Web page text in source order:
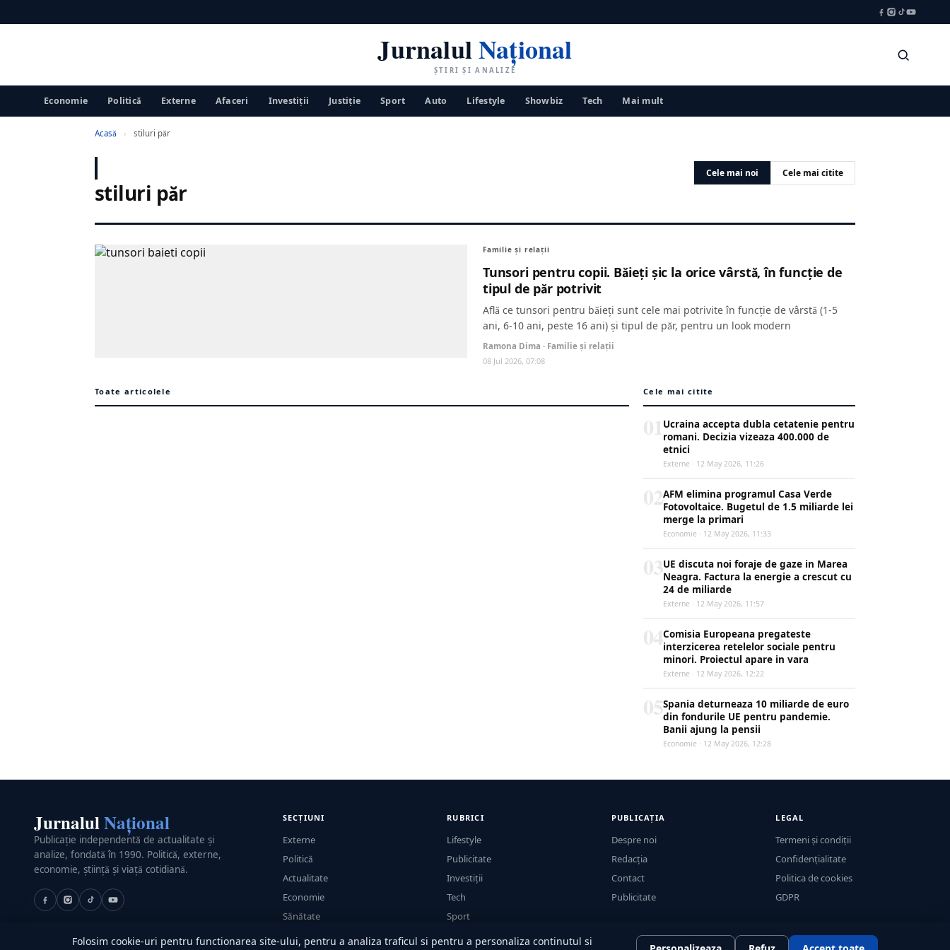
JurnalulNațional
ȘTIRI ȘI ANALIZE
Economie Politică Externe Afaceri Investiții Justiţie Sport Auto Lifestyle Showbiz Tech Mai mult
Acasă › stiluri păr
stiluri păr
Cele mai noi Cele mai citite
Familie și relații
Tunsori pentru copii. Băieți șic la orice vârstă, în funcție de
tipul de păr potrivit
Află ce tunsori pentru băieți sunt cele mai potrivite în funcție de vârstă (1-5
ani, 6-10 ani, peste 16 ani) și tipul de păr, pentru un look modern
Ramona Dima · Familie și relații
08 Jul 2026, 07:08
Toate articolele Cele mai citite
Ucraina accepta dubla cetatenie pentru
romani. Decizia vizeaza 400.000 de
etnici
Externe · 12 May 2026, 11:26
AFM elimina programul Casa Verde
Fotovoltaice. Bugetul de 1.5 miliarde lei
merge la primari
Economie · 12 May 2026, 11:33
UE discuta noi foraje de gaze in Marea
Neagra. Factura la energie a crescut cu
24 de miliarde
Externe · 12 May 2026, 11:57
Comisia Europeana pregateste
interzicerea retelelor sociale pentru
minori. Proiectul apare in vara
Externe · 12 May 2026, 12:22
Spania deturneaza 10 miliarde de euro
din fondurile UE pentru pandemie.
Banii ajung la pensii
Economie · 12 May 2026, 12:28
JurnalulNațional
Publicație independentă de actualitate și
analize, fondată în 1990. Politică, externe,
economie, știință și viață cotidiană.
SECȚIUNI
Externe
Politică
Actualitate
Economie
Sănătate
Utile
RUBRICI
Lifestyle
Publicitate
Investiții
Tech
Sport
Casă și Grădină
PUBLICAȚIA
Despre noi
Redacția
Contact
Publicitate
LEGAL
Termeni și condiții
Confidențialitate
Politica de cookies
GDPR
Folosim cookie-uri pentru functionarea site-ului, pentru a analiza traficul si pentru a personaliza continutul si